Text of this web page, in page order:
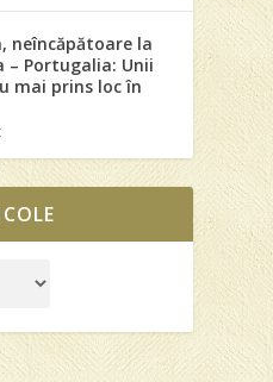
neîncăpătoare la
– Portugalia: Unii
mai prins loc în